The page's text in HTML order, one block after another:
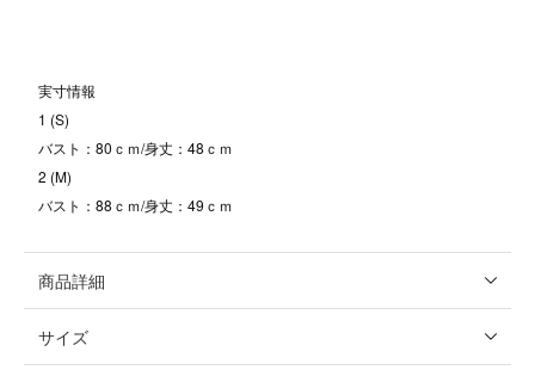
実寸情報
1 (S)
バスト：80ｃｍ/身丈：48ｃｍ
2 (M)
バスト：88ｃｍ/身丈：49ｃｍ
商品詳細
サイズ